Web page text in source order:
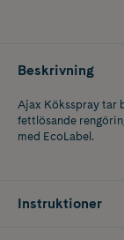
Beskrivning
Ajax Köksspray tar
fettlösande
med EcoLabel.
Instruktioner